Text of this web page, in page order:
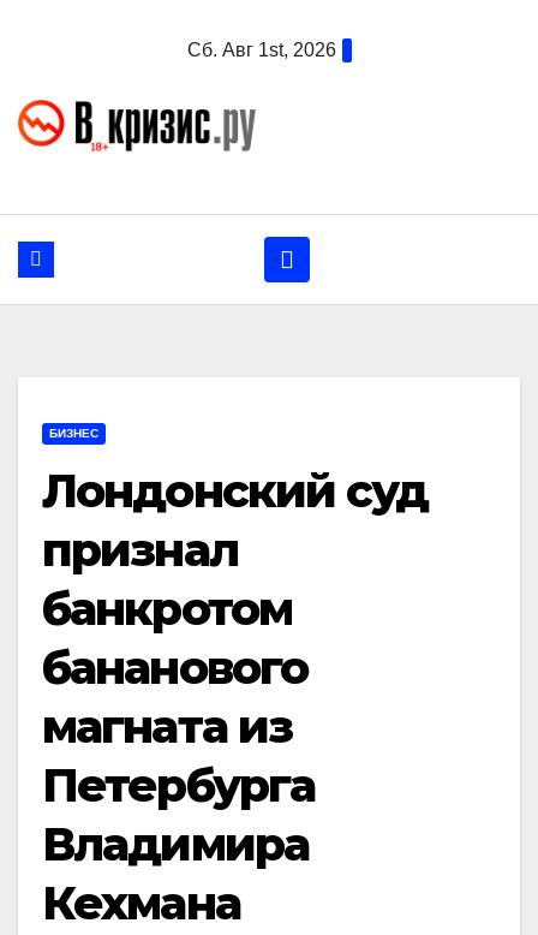
Сб. Авг 1st, 2026
БИЗНЕС
Лондонский суд
признал
банкротом
бананового
магната из
Петербурга
Владимира
Кехмана